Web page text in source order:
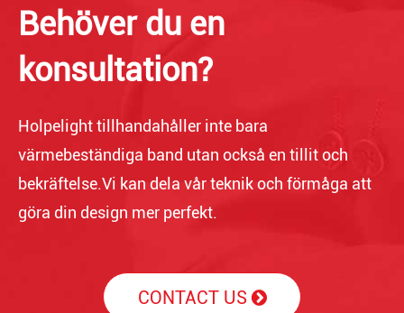
Behöver du en
konsultation?
Holpelight tillhandahåller inte bara
värmebeständiga band utan också en tillit och
bekräftelse.Vi kan dela vår teknik och förmåga att
göra din design mer perfekt.
CONTACT US